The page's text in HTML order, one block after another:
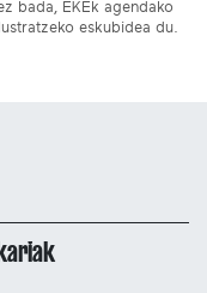
bada, EKEk agendako
eskubidea du.